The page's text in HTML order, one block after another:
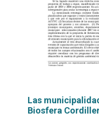
Las
Biosfera